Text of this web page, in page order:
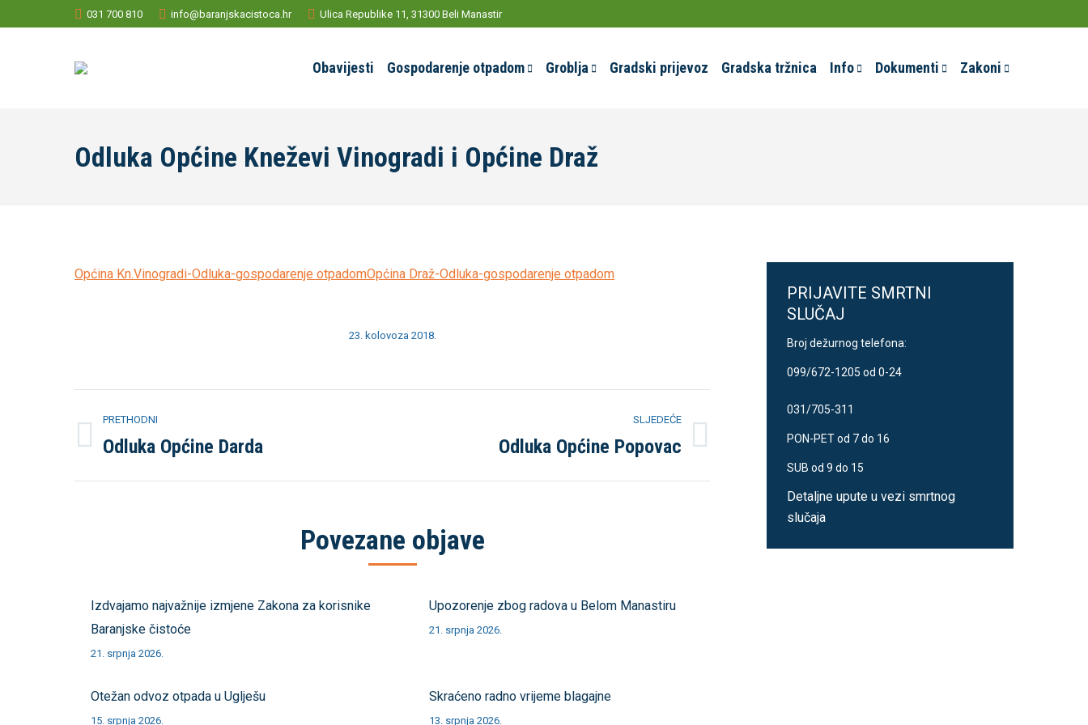
031 700 810 info@baranjskacistoca.hr Ulica Republike 11, 31300 Beli Manastir
Obavijesti Gospodarenje otpadom Groblja Gradski prijevoz Gradska tržnica Info Dokumenti Zakoni
Odluka Općine Kneževi Vinogradi i Općine Draž
Općina Kn.Vinogradi-Odluka-gospodarenje otpadomOpćina Draž-Odluka-gospodarenje otpadom
23. kolovoza 2018.
Post
navigation
PRETHODNI
Previous
Odluka Općine Darda
SLJEDEĆE
Odluka Općine Popovac
Povezane objave
Izdvajamo najvažnije izmjene Zakona za korisnike
Baranjske čistoće
21. srpnja 2026.
Upozorenje zbog radova u Belom Manastiru
21. srpnja 2026.
Otežan odvoz otpada u Uglješu
15. srpnja 2026.
Skraćeno radno vrijeme blagajne
13. srpnja 2026.
PRIJAVITE SMRTNI
SLUČAJ
Broj dežurnog telefona:
099/672-1205 od 0-24
031/705-311
PON-PET od 7 do 16
SUB od 9 do 15
Detaljne upute u vezi smrtnog
slučaja